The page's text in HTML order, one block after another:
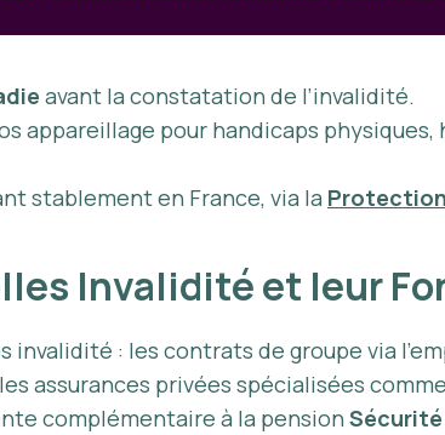
avant la constatation de l’invalidité.
appareillage pour handicaps
stablement en France, via la Protection
Invalidité et leur
: les contrats de groupe via
assurances privées spécialisées
complémentaire à la pension